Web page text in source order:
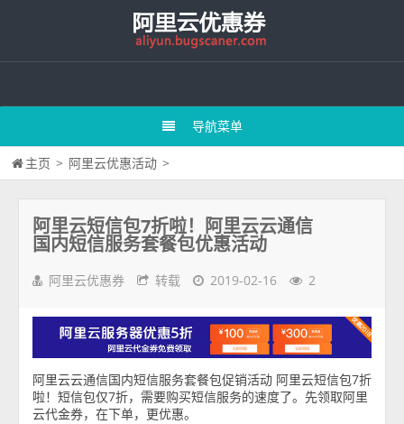
导航菜单
主页 > 阿里云优惠活动 >
阿里云短信包7折啦！阿里云云通信
国内短信服务套餐包优惠活动
阿里云优惠券 转载 2019-02-16 2
阿里云云通信国内短信服务套餐包促销活动 阿里云短信包7折
啦！短信包仅7折，需要购买短信服务的速度了。先领取阿里
云代金券，在下单，更优惠。